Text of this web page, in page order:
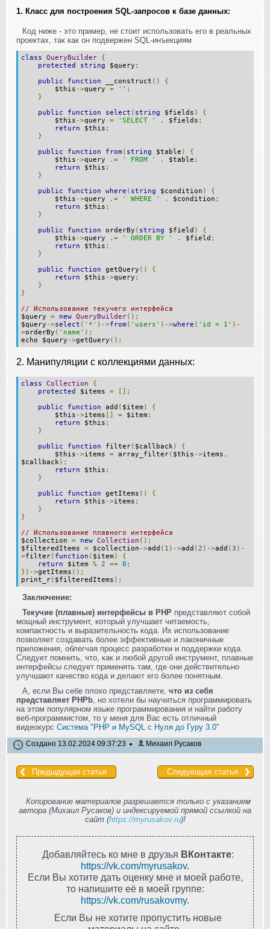
1. Класс для построения SQL-запросов к базе данных:
Код ниже - это пример, не стоит использовать его в реальных
проектах, так как он подвержен SQL-инъекциям
class QueryBuilder
{
protected
string $query ;
public
function __construct ()
{
$this ->query = '' ;
}
public
function select ( string $fields )
{
$this ->query = 'SELECT ' . $fields ;
return $this ;
}
public
function from ( string $table )
{
$this ->query .= ' FROM ' . $table ;
return $this ;
}
public
function where ( string $condition )
{
$this ->query .= ' WHERE ' . $condition ;
return $this ;
}
public
function orderBy ( string $field )
{
$this ->query .= ' ORDER BY ' . $field ;
return $this ;
}
public
function getQuery ()
{
return $this ->query ;
}
}
// Использование текучего интерфейса
$query = new QueryBuilder();
$query ->select ( '*' )->from ( 'users' )->where ( 'id = 1' )-
>orderBy ( 'name' );
echo $query ->getQuery ();
2. Манипуляции с коллекциями данных:
class Collection
{
protected
$items =
[];
public
function add ( $item )
{
$this ->items = $item ;
return $this ;
}
public
function filter( $callback)
{
$this ->items = array_filter( $this ->items ,
$callback);
return $this ;
}
public
function getItems ()
{
return $this ->items ;
}
}
// Использование плавного интерфейса
$collection = new Collection ();
$filteredItems = $collection ->add ( 1 )->add ( 2 )->add ( 3 )-
>filter( function ( $item )
{
return $item % 2 == 0 ;
})->getItems ();
print_r( $filteredItems );
Заключение:
Текучие (плавные) интерфейсы в PHP представляют собой
мощный инструмент, который улучшает читаемость,
компактность и выразительность кода. Их использование
позволяет создавать более эффективные и лаконичные
приложения, облегчая процесс разработки и поддержки кода.
Следует помнить, что, как и любой другой инструмент, плавные
интерфейсы следует применять там, где они действительно
улучшают качество кода и делают его более понятным.
А, если Вы себе плохо представляете, что из себя
представляет PHPb, но хотели бы научиться программировать
на этом популярном языке программирования и найти работу
веб-программистом, то у меня для Вас есть отличный
видеокурс Система "PHP и MySQL с Нуля до Гуру 3.0"
Создано 13.02.2024 09:37:23 Михаил Русаков
Предыдущая статья Следующая статья
Копирование материалов разрешается только с указанием
автора (Михаил Русаков) и индексируемой прямой ссылкой на
сайт (https://myrusakov.ru)!
Добавляйтесь ко мне в друзья ВКонтакте:
https://vk.com/myrusakov.
Если Вы хотите дать оценку мне и моей работе,
то напишите её в моей группе:
https://vk.com/rusakovmy.
Если Вы не хотите пропустить новые